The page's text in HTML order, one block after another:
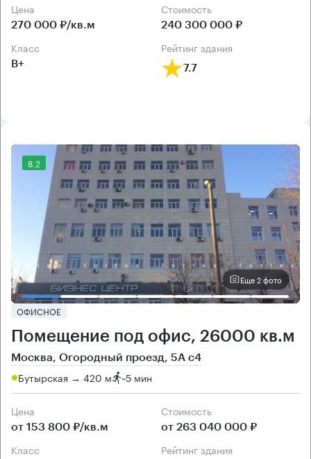
Цена
270 000 ₽/кв.м
Cтоимость
240 300 000 ₽
класс
B+
рейтинг здания
7.7
8.2
Еще 2 фото
ОФИСНОЕ
Помещение под офис, 26000 кв.м
Москва, Огородный проезд, 5А с4
Бутырская → 420 м ~5 мин
Цена
от 153 800 ₽/кв.м
Cтоимость
от 263 040 000 ₽
класс рейтинг здания